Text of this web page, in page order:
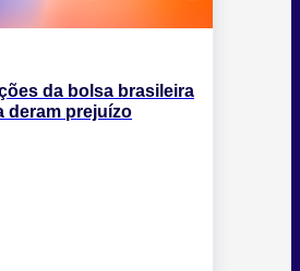
da bolsa brasileira
deram prejuízo